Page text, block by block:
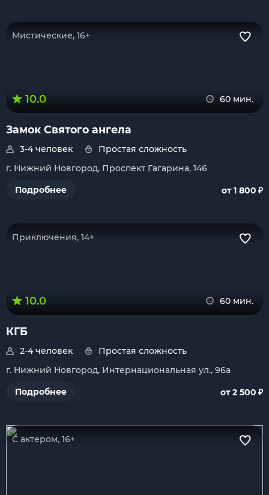
Мистические, 16+
10.0 60 мин.
Замок Cвятого ангела
3-4 человек
Простая сложность
г. Нижний Новгород, Проспект Гагарина, 146
Подробнее
от 1 800 ₽
Приключения, 14+
10.0 60 мин.
КГБ
2-4 человек
Простая сложность
г. Нижний Новгород, Интернациональная ул., 96а
Подробнее
от 2 500 ₽
С актером, 16+